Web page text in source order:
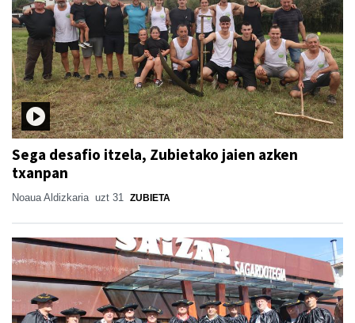
Sega desafio itzela, Zubietako jaien azken
txanpan
Noaua Aldizkaria uzt 31 ZUBIETA